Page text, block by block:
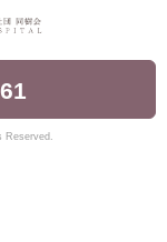
Reserved.